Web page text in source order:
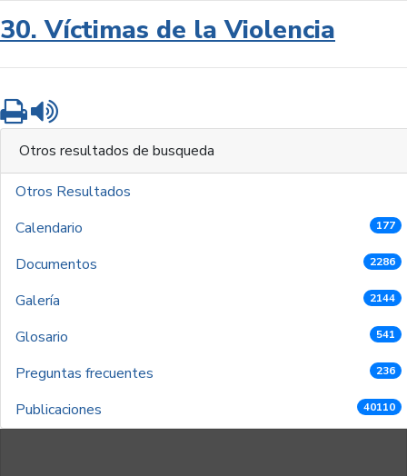
30. Víctimas de la Violencia
Imprimir
Otros resultados de busqueda
Otros Resultados
Calendario
177
Documentos 2286
Galería 2144
Glosario 541
Preguntas frecuentes 236
Publicaciones 40110